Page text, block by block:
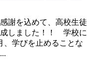
謝を込めて、高校生徒
しました！！ 学校に
、学びを止めることな